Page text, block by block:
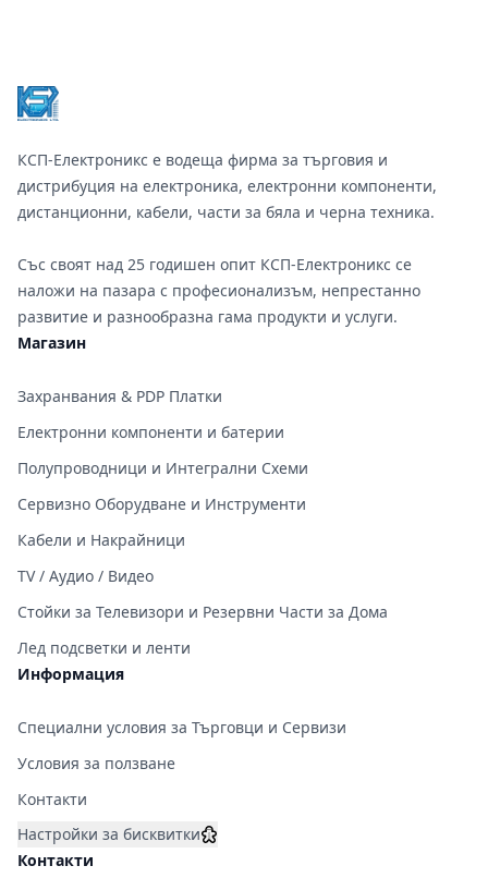
КСП-Електроникс е водеща фирма за търговия и
дистрибуция на електроника, електронни компоненти,
дистанционни, кабели, части за бяла и черна техника.
Със своят над 25 годишен опит КСП-Електроникс се
наложи на пазара с професионализъм, непрестанно
развитие и разнообразна гама продукти и услуги.
Магазин
Захранвания & PDP Платки
Електронни компоненти и батерии
Полупроводници и Интегрални Схеми
Сервизно Оборудване и Инструменти
Кабели и Накрайници
TV / Аудио / Видео
Стойки за Телевизори и Резервни Части за Дома
Лед подсветки и ленти
Информация
Специални условия за Търговци и Сервизи
Условия за ползване
Контакти
Настройки за бисквитки
Контакти